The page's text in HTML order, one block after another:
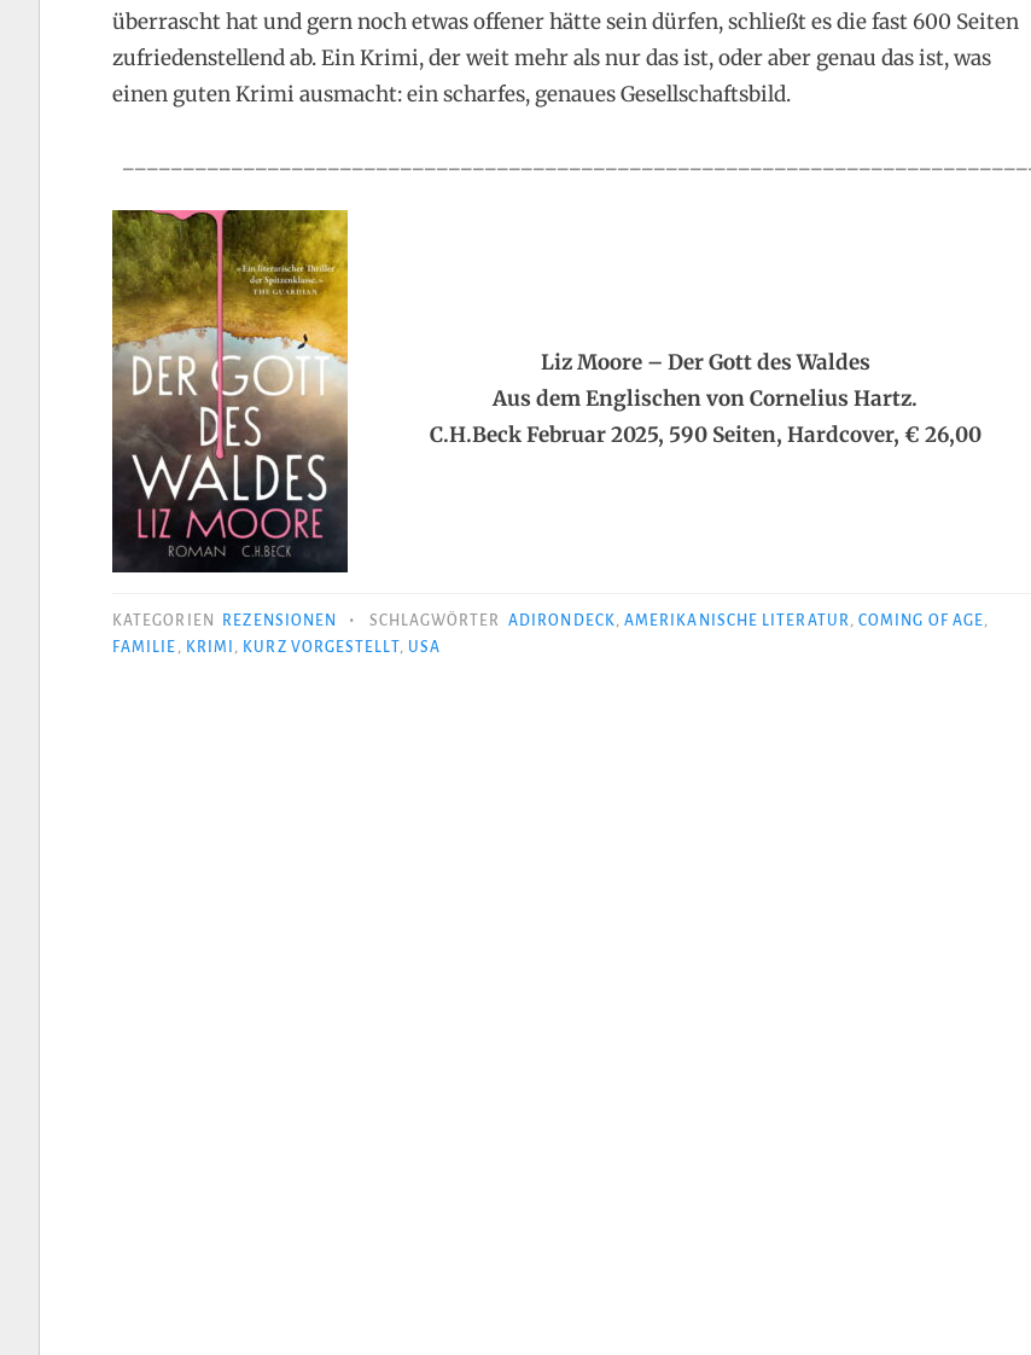
überrascht hat und gern noch etwas offener hätte sein dürfen, schließt es die fast 600 Seiten
zufriedenstellend ab. Ein Krimi, der weit mehr als nur das ist, oder aber genau das ist, was
einen guten Krimi ausmacht: ein scharfes, genaues Gesellschaftsbild.
Liz Moore – Der Gott des Waldes
Aus dem Englischen von Cornelius Hartz.
C.H.Beck Februar 2025, 590 Seiten, Hardcover, € 26,00
KATEGORIEN REZENSIONEN • SCHLAGWÖRTER ADIRONDECK ,AMERIKANISCHE LITERATUR ,COMING OF AGE,
FAMILIE , KRIMI , KURZ VORGESTELLT, USA